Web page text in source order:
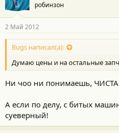
робинзон
2 Май 2012
Bugs написал(а):
Думаю цены и на остальные
Ни чоо ни понимаешь,
А если по делу, с битых
суеверный!